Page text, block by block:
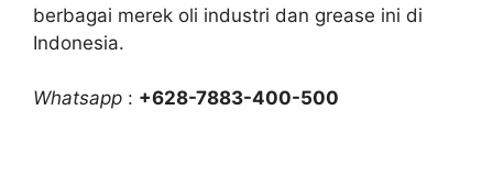
berbagai merek oli industri dan grease ini di
Indonesia.
Whatsapp : +628-7883-400-500